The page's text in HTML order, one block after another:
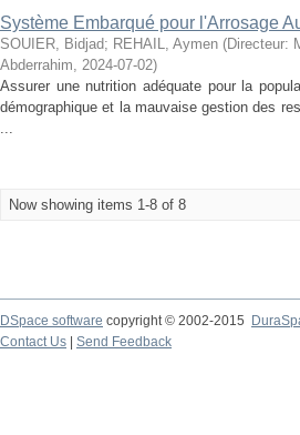
Système Embarqué pour l'Arrosage
SOUIER, Bidjad; REHAIL, Aymen (Directeur:
Abderrahim, 2024-07-02)
Assurer une nutrition adéquate pour la
démographique et la mauvaise gestion des
...
Now showing items 1-8 of 8
DSpace software copyright © 2002-2015
Contact Us
Send Feedback